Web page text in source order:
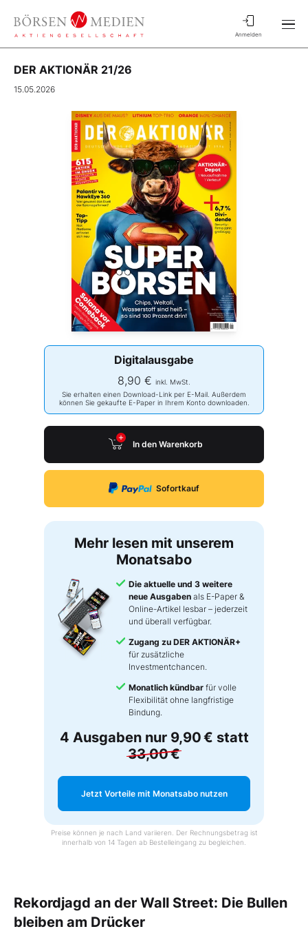
Anmelden
DER AKTIONÄR 21/26
15.05.2026
Digitalausgabe
8,90 € inkl. MwSt.
Sie erhalten einen Download-Link per E-Mail. Außerdem
können Sie gekaufte E-Paper in Ihrem Konto downloaden.
In den Warenkorb
Sofortkauf
Mehr lesen mit unserem
Monatsabo
Die aktuelle und 3 weitere
neue Ausgaben als E-Paper &
Online-Artikel lesbar – jederzeit
und überall verfügbar.
Zugang zu DER AKTIONÄR+
für zusätzliche
Investmentchancen.
Monatlich kündbar für volle
Flexibilität ohne langfristige
Bindung.
4 Ausgaben nur 9,90 € statt
33,00 €
Jetzt Vorteile mit Monatsabo nutzen
Preise können je nach Land variieren. Der Rechnungsbetrag ist
innerhalb von 14 Tagen ab Bestelleingang zu begleichen.
Rekordjagd an der Wall Street: Die Bullen
bleiben am Drücker